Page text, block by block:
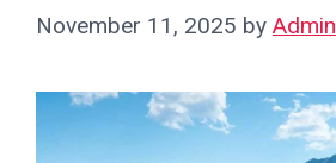
November 11, 2025 by Admin